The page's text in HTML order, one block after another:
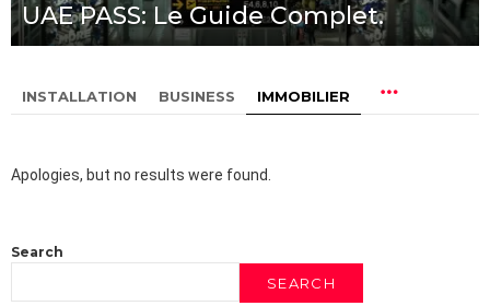
UAE PASS: Le Guide Complet.
INSTALLATION BUSINESS IMMOBILIER
Apologies, but no results were found.
Search
SEARCH